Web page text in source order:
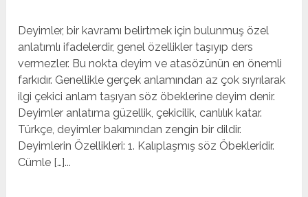
Deyimler, bir kavramı belirtmek için bulunmuş özel
anlatımlı ifadelerdir, genel özellikler taşıyıp ders
vermezler. Bu nokta deyim ve atasözünün en önemli
farkıdır. Genellikle gerçek anlamından az çok sıyrılarak
ilgi çekici anlam taşıyan söz öbeklerine deyim denir.
Deyimler anlatıma güzellik, çekicilik, canlılık katar.
Türkçe, deyimler bakımından zengin bir dildir.
Deyimlerin Özellikleri: 1. Kalıplaşmış söz Öbekleridir.
Cümle […]...